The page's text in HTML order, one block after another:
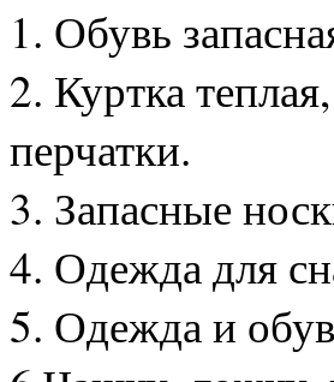
1. Обувь
2. Куртка
перчатки.
3. Запасные
4. Одежда для
5. Одежда и